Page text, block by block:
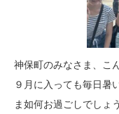
神保町のみなさま、こ
９月に入っても毎日暑
ま如何お過ごしでしょ